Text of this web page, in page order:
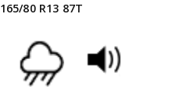
165/80 R13 87T